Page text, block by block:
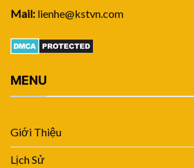
Mail: lienhe@kstvn.com
MENU
Giới Thiệu
Lịch Sử